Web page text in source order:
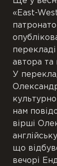
«East-
автора та
У
нам
вірші
що
вечорі